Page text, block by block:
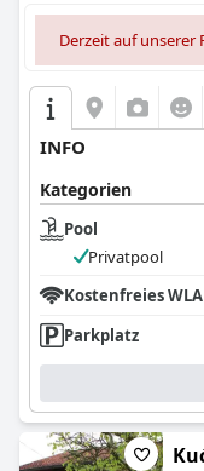
Derzeit auf
INFO
Kategorien
Pool
Privatpool
Kostenfreies
Parkplatz